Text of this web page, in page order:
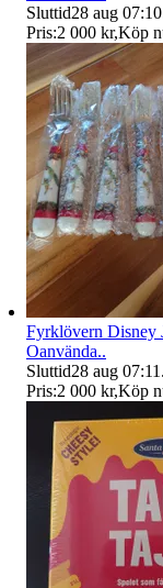
Sluttid28 aug 07:10
Pris:2 000 kr,Köp
Fyrklövern Disney
Oanvända..
Sluttid28 aug 07:11 .
Pris:2 000 kr,Köp